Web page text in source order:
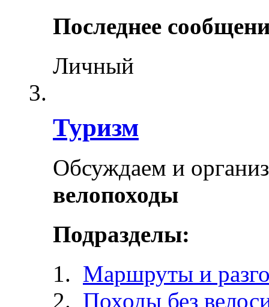
Последнее
Личный
Туризм
Обсуждаем и
велопоходы
Подразделы:
Маршруты и
Походы без